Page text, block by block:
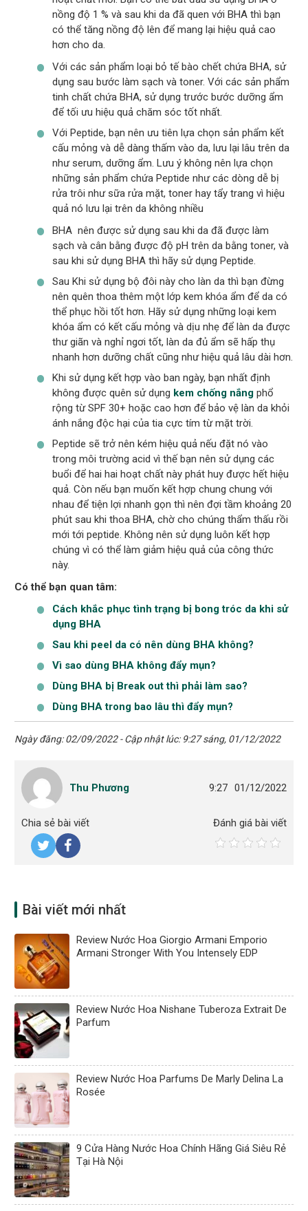
nồng độ 1 % và sau khi da đã quen với BHA thì bạn
có thể tăng nồng độ lên để mang lại hiệu quả cao
hơn cho da.
Với các sản phẩm loại bỏ tế bào chết chứa BHA, sử
dụng sau bước làm sạch và toner. Với các sản phẩm
tinh chất chứa BHA, sử dụng trước bước dưỡng ẩm
để tối ưu hiệu quả chăm sóc tốt nhất.
Với Peptide, bạn nên ưu tiên lựa chọn sản phẩm kết
cấu mỏng và dễ dàng thấm vào da, lưu lại lâu trên da
như serum, dưỡng ẩm. Lưu ý không nên lựa chọn
những sản phẩm chứa Peptide như các dòng dễ bị
rửa trôi như sữa rửa mặt, toner hay tẩy trang vì hiệu
quả nó lưu lại trên da không nhiều
BHA nên được sử dụng sau khi da đã được làm
sạch và cân bằng được độ pH trên da bằng toner, và
sau khi sử dụng BHA thì hãy sử dụng Peptide.
Sau Khi sử dụng bộ đôi này cho làn da thì bạn đừng
nên quên thoa thêm một lớp kem khóa ẩm để da có
thể phục hồi tốt hơn. Hãy sử dụng những loại kem
khóa ẩm có kết cấu mỏng và dịu nhẹ để làn da được
thư giãn và nghỉ ngơi tốt, làn da đủ ẩm sẽ hấp thụ
nhanh hơn dưỡng chất cũng như hiệu quả lâu dài hơn.
Khi sử dụng kết hợp vào ban ngày, bạn nhất định
không được quên sử dụng kem chống nắng phổ
rộng từ SPF 30+ hoặc cao hơn để bảo vệ làn da khỏi
ánh nắng độc hại của tia cực tím từ mặt trời.
Peptide sẽ trở nên kém hiệu quả nếu đặt nó vào
trong môi trường acid vì thế bạn nên sử dụng các
buổi để hai hai hoạt chất này phát huy được hết hiệu
quả. Còn nếu bạn muốn kết hợp chung chung với
nhau để tiện lợi nhanh gọn thì nên đợi tầm khoảng 20
phút sau khi thoa BHA, chờ cho chúng thẩm thấu rồi
mới tới peptide. Không nên sử dụng luôn kết hợp
chúng vì có thể làm giảm hiệu quả của công thức
này.
Có thể bạn quan tâm:
Cách khắc phục tình trạng bị bong tróc da khi sử
dụng BHA
Sau khi peel da có nên dùng BHA không?
Vì sao dùng BHA không đẩy mụn?
Dùng BHA bị Break out thì phải làm sao?
Dùng BHA trong bao lâu thì đẩy mụn?
Ngày đăng: 02/09/2022 - Cập nhật lúc: 9:27 sáng, 01/12/2022
Thu Phương 9:27 01/12/2022
Chia sẻ bài viết Đánh giá bài viết
Bài viết mới nhất
Review Nước Hoa Giorgio Armani Emporio
Armani Stronger With You Intensely EDP
Review Nước Hoa Nishane Tuberoza Extrait De
Parfum
Review Nước Hoa Parfums De Marly Delina La
Rosée
9 Cửa Hàng Nước Hoa Chính Hãng Giá Siêu Rẻ
Tại Hà Nội